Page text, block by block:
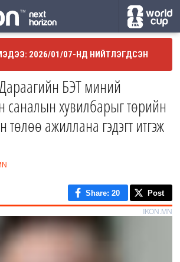
2026/01/07-НД НИЙТЛЭГДСЭН
БЭТ миний
саналын хувилбарыг төрийн
ажиллана гэдэгт итгэж
Share: 20 Post
IKON.MN